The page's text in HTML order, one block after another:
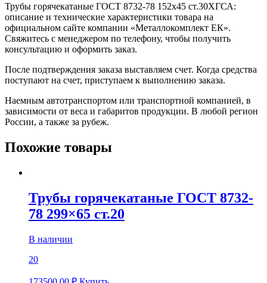
Трубы горячекатаные ГОСТ 8732-78 152x45 ст.30ХГСА:
описание и технические характеристики товара на
официальном сайте компании «Металлокомплект ЕК».
Свяжитесь с менеджером по телефону, чтобы получить
консультацию и оформить заказ.
После подтверждения заказа выставляем счет. Когда средства
поступают на счет, приступаем к выполнению заказа.
Наемным автотранспортом или транспортной компанией, в
зависимости от веса и габаритов продукции. В любой регион
России, а также за рубеж.
Похожие товары
Трубы горячекатаные ГОСТ 8732-
78 299×65 ст.20
В наличии
20